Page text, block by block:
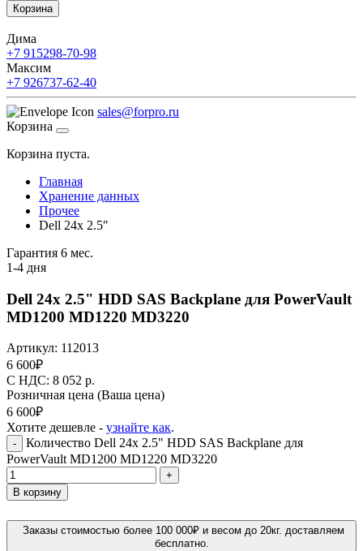
Корзина
Дима
+7 915298-70-98
Максим
+7 926737-62-40
sales@forpro.ru
Корзина
Корзина пуста.
Главная
Хранение данных
Прочее
Dell 24x 2.5″
Гарантия 6 мес.
1-4 дня
Dell 24x 2.5" HDD SAS Backplane для PowerVault
MD1200 MD1220 MD3220
Артикул: 112013
6 600₽
C НДС: 8 052 р.
Розничная цена (Ваша цена)
6 600₽
Хотите дешевле - узнайте как.
-
Количество Dell 24x 2.5" HDD SAS Backplane для
PowerVault MD1200 MD1220 MD3220
+
В корзину
Заказы стоимостью более 100 000₽ и весом до 20кг. доставляем
бесплатно.